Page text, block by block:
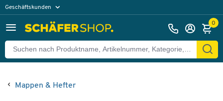
Geschäftskunden
0
Mappen & Hefter